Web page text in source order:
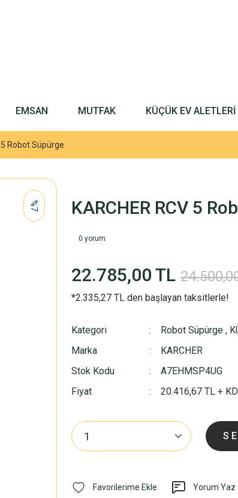
EMSAN MUTFAK KÜÇÜK EV ALETLERİ
5 Robot Süpürge
%7 KARCHER RCV 5
0 yorum
22.785,00 TL
*2.335,27 TL den başlayan taksitlerle!
Kategori Robot Süpürge ,
Marka
KARCHER
Stok Kodu
A7EHMSP4UG
Fiyat
20.416,67 TL +
Yorum Yaz